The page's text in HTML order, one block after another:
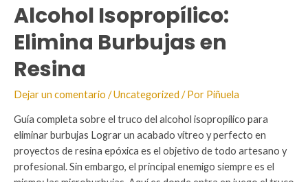
Alcohol Isopropílico:
Elimina Burbujas en
Resina
Dejar un comentario /Uncategorized / Por Piñuela
Guía completa sobre el truco del alcohol isopropílico para
eliminar burbujas Lograr un acabado vítreo y perfecto en
proyectos de resina epóxica es el objetivo de todo artesano y
profesional. Sin embargo, el principal enemigo siempre es el